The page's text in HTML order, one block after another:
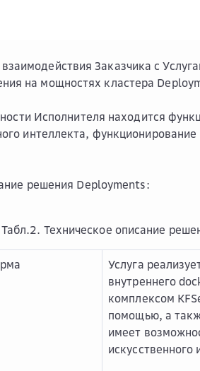
Заказчика с
на мощностях кластера
Исполнителя находится
интеллекта,
решения Deployments:
Табл.2. Техническое описание
Услуга
внутреннего
комплексом
помощью, а
имеет